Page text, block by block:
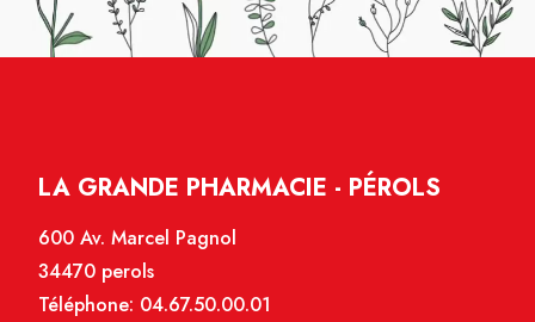
LA GRANDE PHARMACIE - PÉROLS
600 Av. Marcel Pagnol
34470 perols
Téléphone: 04.67.50.00.01